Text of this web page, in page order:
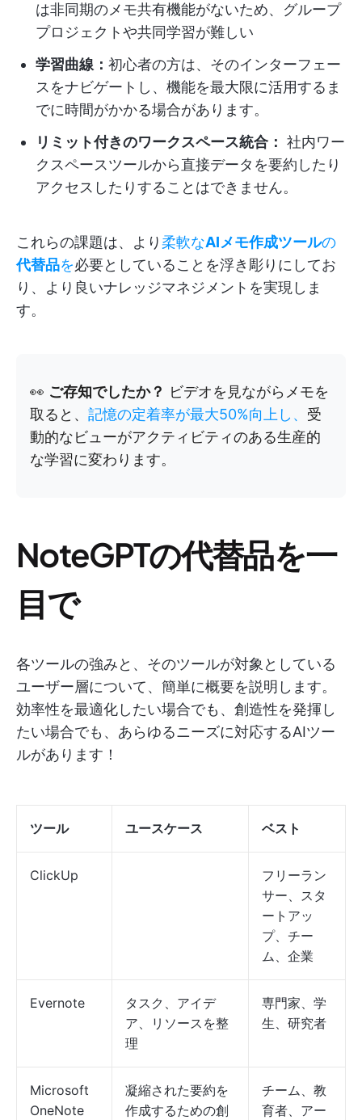
は非同期のメモ共有機能がないため、グループ
プロジェクトや共同学習が難しい
学習曲線： 初心者の方は、そのインターフェー
スをナビゲートし、機能を最大限に活用するま
でに時間がかかる場合があります。
リミット付きのワークスペース統合： 社内ワー
クスペースツールから直接データを要約したり
アクセスしたりすることはできません。
これらの課題は、より柔軟なAIメモ作成ツールの
代替品を必要としていることを浮き彫りにしてお
り、より良いナレッジマネジメントを実現しま
す。
👀 ご存知でしたか？ ビデオを見ながらメモを
取ると、 記憶の定着率が最大50%向上し、 受
動的なビューがアクティビティのある生産的
な学習に変わります。
NoteGPTの代替品を一
目で
各ツールの強みと、そのツールが対象としている
ユーザー層について、簡単に概要を説明します。
効率性を最適化したい場合でも、創造性を発揮し
たい場合でも、あらゆるニーズに対応するAIツー
ルがあります！
ツール ユースケース ベスト
ClickUp
フリーラン
サー、スタ
ートアッ
プ、チー
ム、企業
Evernote
タスク、アイデ
ア、リソースを整
理
専門家、学
生、研究者
Microsoft
OneNote
凝縮された要約を
作成するための創
チーム、教
育者、アー